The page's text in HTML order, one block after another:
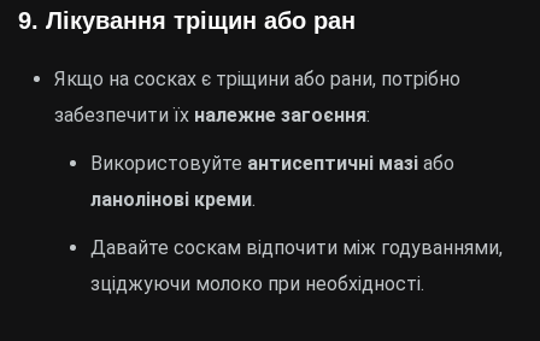
9. Лікування тріщин або ран
Якщо на сосках є тріщини або рани, потрібно
забезпечити їх належне загоєння:
Використовуйте антисептичні мазі або
ланолінові креми.
Давайте соскам відпочити між годуваннями,
зціджуючи молоко при необхідності.